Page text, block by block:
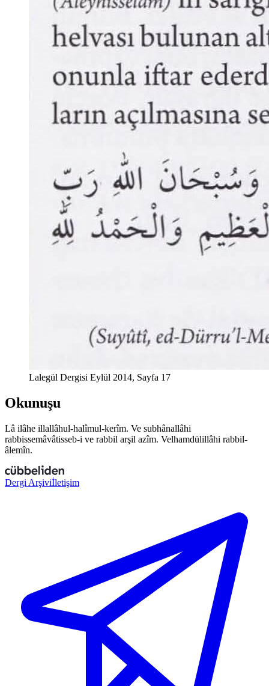
Lalegül Dergisi Eylül 2014, Sayfa 17
Okunuşu
Lâ ilâhe illallâhul-halîmul-kerîm. Ve subhânallâhi
rabbissemâvâtisseb-i ve rabbil arşil azîm. Velhamdülillâhi rabbil-
âlemîn.
Dergi Arşiviİletişim